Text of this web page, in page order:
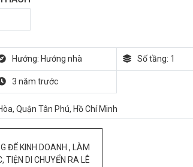
Hướng: Hướng nhà Số tầng: 1
3 năm trước
Quận Tân Phú, Hồ Chí Minh
ĐỂ KINH DOANH , LÀM
TIỆN DI CHUYỂN RA LÊ